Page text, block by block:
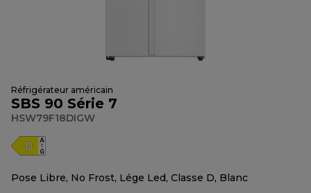
Réfrigérateur américain
SBS 90 Série 7
HSW79F18DIGW
Pose Libre, No Frost, Lége Led, Classe D, Blanc